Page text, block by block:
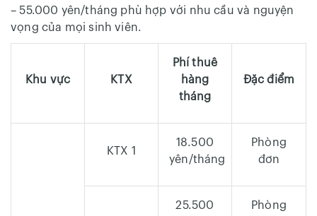
– 55.000 yên/tháng phù hợp với nhu cầu và nguyện
vọng của mọi sinh viên.
Khu vực KTX
Phí thuê
hàng
tháng
Đặc điểm
KTX 1
18.500
yên/tháng
Phòng
đơn
25.500
Phòng